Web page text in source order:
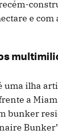
e com
uma ilha
a
bunker